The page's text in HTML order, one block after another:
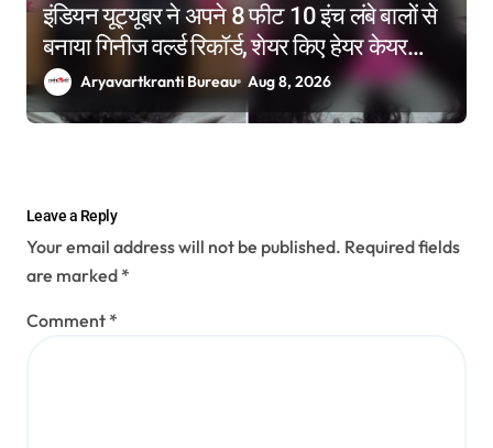
इंडियन यूट्यूबर ने अपने 8 फीट 10 इंच लंबे बालों से
बनाया गिनीज वर्ल्ड रिकॉर्ड, शेयर किए हेयर केयर
टिप्सAryavartkranti Bureau Aug 8, 2026
Leave a Reply
Your email address will not be published. Required fields
are marked *
Comment *